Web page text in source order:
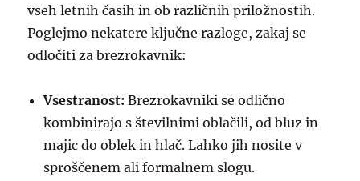
vseh letnih časih in ob različnih priložnostih.
Poglejmo nekatere ključne razloge, zakaj se
odločiti za brezrokavnik:
Vsestranost: Brezrokavniki se odlično
kombinirajo s številnimi oblačili, od bluz in
majic do oblek in hlač. Lahko jih nosite v
sproščenem ali formalnem slogu.